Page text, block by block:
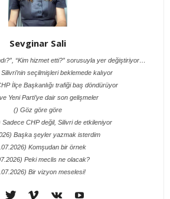
Sevginar Sali
“Kim hizmet etti?” sorusuyla yer değiştiriyor…
seçilmişleri beklemede kalıyor
İlçe Başkanlığı trafiği baş döndürüyor
Yeni Parti’ye dair son gelişmeler
() Göz göre göre
Sadece CHP değil, Silivri de etkileniyor
Başka şeyler yazmak isterdim
Komşudan bir örnek
Peki meclis ne olacak?
Bir vizyon meselesi!